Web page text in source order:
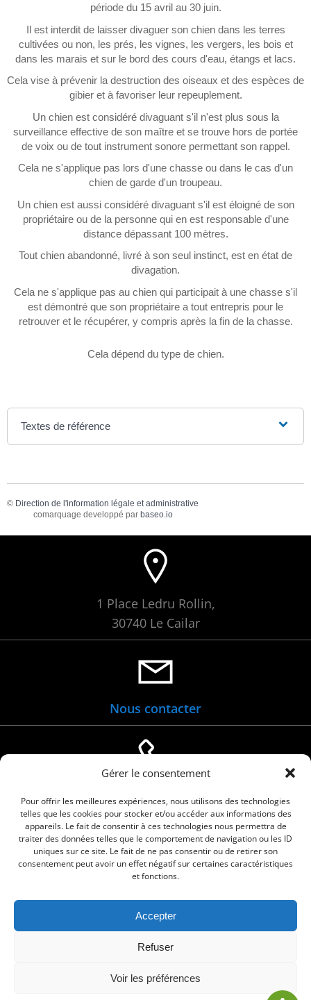
Gérer le consentement
Pour offrir les meilleures expériences, nous utilisons des technologies
telles que les cookies pour stocker et/ou accéder aux informations des
appareils. Le fait de consentir à ces technologies nous permettra de
traiter des données telles que le comportement de navigation ou les ID
uniques sur ce site. Le fait de ne pas consentir ou de retirer son
consentement peut avoir un effet négatif sur certaines caractéristiques
et fonctions.
Accepter
Refuser
Voir les préférences
période du 15 avril au 30 juin.
Il est interdit de laisser divaguer son chien dans les terres
cultivées ou non, les prés, les vignes, les vergers, les bois et
dans les marais et sur le bord des cours d'eau, étangs et lacs.
Cela vise à prévenir la destruction des oiseaux et des espèces de
gibier et à favoriser leur repeuplement.
Un chien est considéré divaguant s'il n'est plus sous la
surveillance effective de son maître et se trouve hors de portée
de voix ou de tout instrument sonore permettant son rappel.
Cela ne s'applique pas lors d'une chasse ou dans le cas d'un
chien de garde d'un troupeau.
Un chien est aussi considéré divaguant s'il est éloigné de son
propriétaire ou de la personne qui en est responsable d'une
distance dépassant 100 mètres.
Tout chien abandonné, livré à son seul instinct, est en état de
divagation.
Cela ne s'applique pas au chien qui participait à une chasse s'il
est démontré que son propriétaire a tout entrepris pour le
retrouver et le récupérer, y compris après la fin de la chasse.
Cela dépend du type de chien.
Textes de référence
© Direction de l'information légale et administrative
comarquage developpé par baseo.io
1 Place Ledru Rollin,
30740 Le Cailar
Nous contacter
04 66 88 01 05
© 2026 Commune de Le Cailar. Service proposé